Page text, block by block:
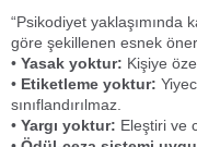
“Psikodiyet yaklaşımında
göre şekillenen esnek
• Yasak yoktur: Kişiye
• Etiketleme yoktur:
sınıflandırılmaz.
• Yargı yoktur: Eleştiri ve